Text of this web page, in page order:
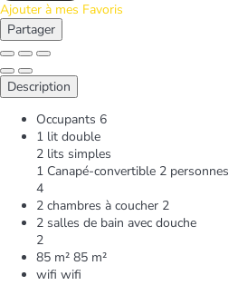
Ajouter à mes Favoris
Partager
Description
Occupants 6
1 lit double
2 lits simples
1 Canapé-convertible 2 personnes
4
2 chambres à coucher 2
2 salles de bain avec douche
2
85 m² 85 m²
wifi wifi